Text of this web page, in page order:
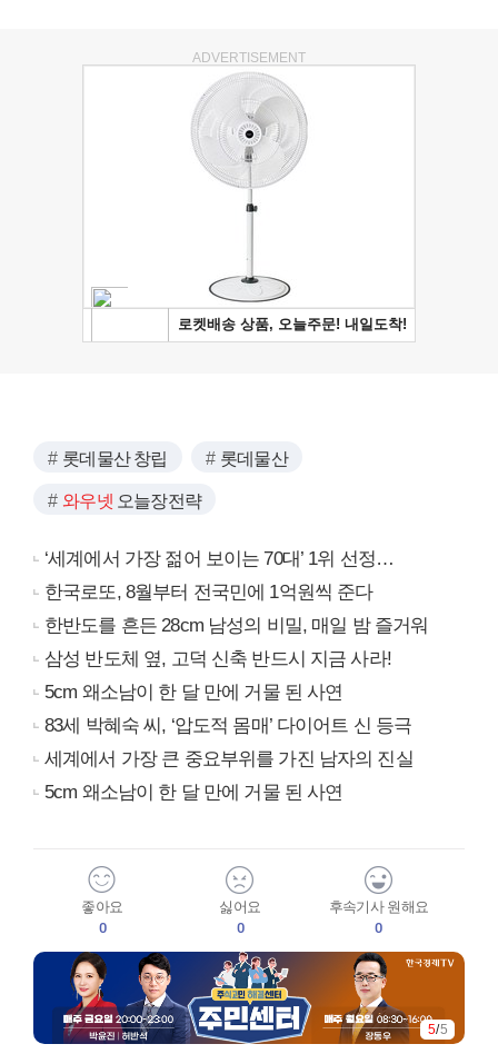
ADVERTISEMENT
롯데물산 창립 롯데물산
와우넷 오늘장전략
‘세계에서 가장 젊어 보이는 70대’ 1위 선정…
한국로또, 8월부터 전국민에 1억원씩 준다
한반도를 흔든 28cm 남성의 비밀, 매일 밤 즐거워
삼성 반도체 옆, 고덕 신축 반드시 지금 사라!
5cm 왜소남이 한 달 만에 거물 된 사연
83세 박혜숙 씨, ‘압도적 몸매’ 다이어트 신 등극
세계에서 가장 큰 중요부위를 가진 남자의 진실
5cm 왜소남이 한 달 만에 거물 된 사연
좋아요
0
싫어요
0
후속기사 원해요
0
5/5